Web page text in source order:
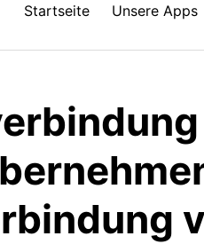
Startseite Unsere Apps